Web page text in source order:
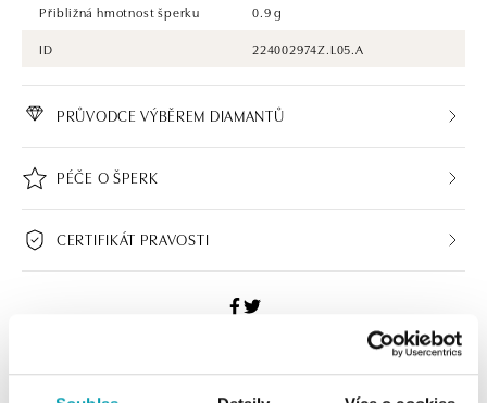
Přibližná hmotnost šperku
0.9 g
ID
224002974Z.L05.A
PRŮVODCE VÝBĚREM DIAMANTŮ
PÉČE O ŠPERK
CERTIFIKÁT PRAVOSTI
ALO BUTIKY